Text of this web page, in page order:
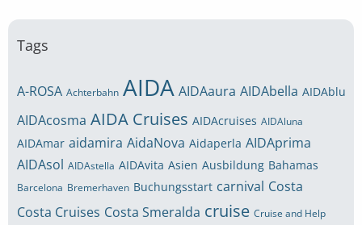
Tags
A-ROSA Achterbahn AIDA AIDAaura AIDAbella AIDAblu
AIDAcosma AIDA Cruises AIDAcruises AIDAluna
AIDAmar aidamira AidaNova Aidaperla AIDAprima
AIDAsol AIDAstella AIDAvita Asien Ausbildung Bahamas
Barcelona Bremerhaven Buchungsstart carnival Costa
Costa Cruises Costa Smeralda cruise Cruise and Help